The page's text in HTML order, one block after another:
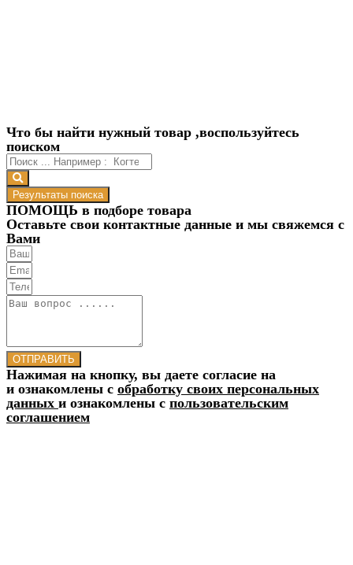
Что бы найти нужный товар ,воспользуйтесь
поиском
Результаты поиска
ПОМОЩЬ в подборе товара
Оставьте свои контактные данные и мы свяжемся с
Вами
ОТПРАВИТЬ
Нажимая на кнопку, вы даете согласие на
и ознакомлены с обработку своих персональных
данных и ознакомлены с пользовательским
соглашением